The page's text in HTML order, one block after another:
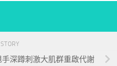
深蹲刺激大肌群重啟代謝